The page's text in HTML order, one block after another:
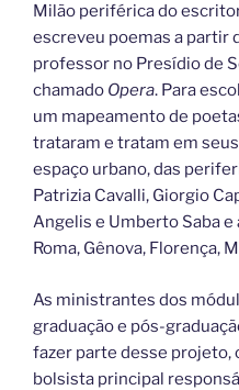
Milão periférica do
escreveu poemas a partir
professor no Presídio de
chamado Opera. Para
um mapeamento de
trataram e tratam em
espaço urbano, das
Patrizia Cavalli, Giorgio
Angelis e Umberto Saba
Roma, Gênova, Florença,
As ministrantes dos
graduação e pós-
fazer parte desse projeto,
bolsista principal